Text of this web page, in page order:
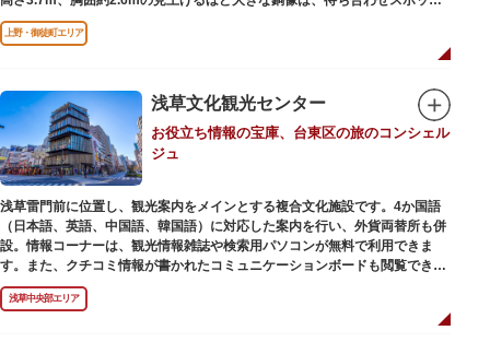
やフォトスポットとして親しまれています。彫刻家、高村光雲によって作ら
れた像は、愛犬のツンと一緒にうさぎ狩りに出かけているところだそう。
上野公園にお立ち寄りの際は、ぜひ「上野の西郷さん」と写真撮影を楽しん
上野・御徒町エリア
浅草文化観光センター
お役立ち情報の宝庫、台東区の旅のコンシェル
ジュ
浅草雷門前に位置し、観光案内をメインとする複合文化施設です。4か国語
（日本語、英語、中国語、韓国語）に対応した案内を行い、外貨両替所も併
設。情報コーナーは、観光情報雑誌や検索用パソコンが無料で利用できま
す。また、クチコミ情報が書かれたコミュニケーションボードも閲覧できる
ので、とっておきの旅のヒントを得られるかも。多目的スペースでは、映像
を活用し台東区のみどころやイベント、歴史、文化を紹介。通常、イスが配
浅草中央部エリア